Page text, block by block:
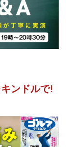
ンドルで!